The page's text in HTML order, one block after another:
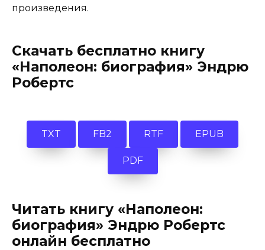
произведения.
Скачать бесплатно книгу
«Наполеон: биография» Эндрю
Робертс
TXT FB2 RTF EPUB
PDF
Читать книгу «Наполеон:
биография» Эндрю Робертс
онлайн бесплатно